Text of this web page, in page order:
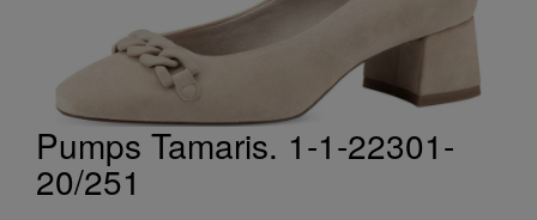
Pumps Tamaris. 1-1-22301-
20/251